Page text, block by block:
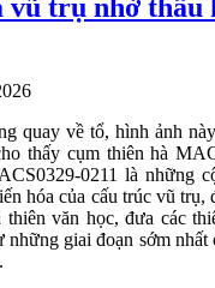
vũ trụ nhờ thấu
quay về tổ, hình ảnh
thấy cụm thiên hà
0211 là những
hóa của cấu trúc vũ trụ,
văn học, đưa các
những giai đoạn sớm nhất